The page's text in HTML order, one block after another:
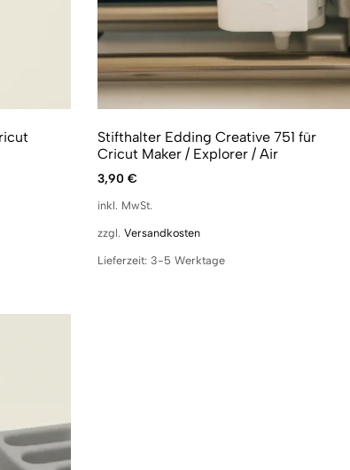
Stifthalter Edding Creative 751 für
Cricut Maker / Explorer / Air
3,90 €
inkl. MwSt.
zzgl. Versandkosten
Lieferzeit: 3-5 Werktage